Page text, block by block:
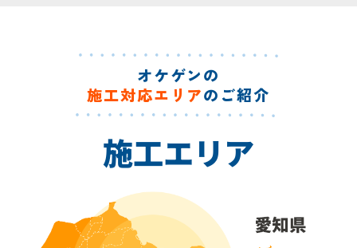
オケゲンの
施工対応エリアのご紹介
施工エリア